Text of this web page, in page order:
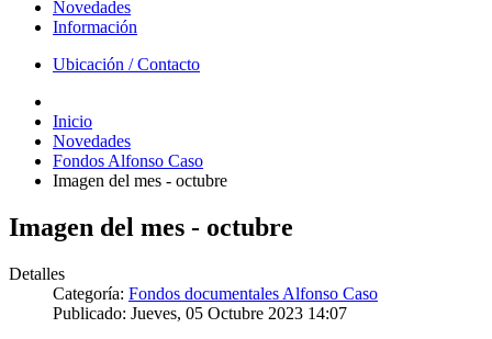
Novedades
Información
Ubicación / Contacto
Inicio
Novedades
Fondos Alfonso Caso
Imagen del mes - octubre
Imagen del mes - octubre
Detalles
Categoría: Fondos documentales Alfonso Caso
Publicado: Jueves, 05 Octubre 2023 14:07